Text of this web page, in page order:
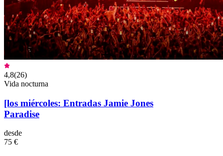
4,8(26)
Vida nocturna
[los miércoles: Entradas Jamie Jones
Paradise
desde
75 €